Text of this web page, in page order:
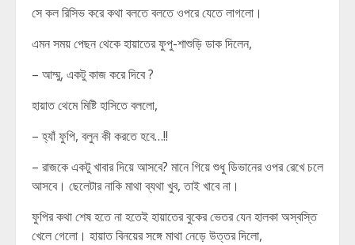
সে কল রিসিভ করে কথা বলতে বলতে ওপরে যেতে লাগলো।
এমন সময় পেছন থেকে হায়াতের ফুপু-শাশুড়ি ডাক দিলেন,
– আম্মু, একটু কাজ করে দিবে ?
হায়াত থেমে মিষ্টি হাসিতে বললো,
– হ্যাঁ ফুপি, বলুন কী করতে হবে…!!
– রাজকে একটু খাবার দিয়ে আসবে? মানে গিয়ে শুধু ডিভানের ওপর রেখে চলে
আসবে। ছেলেটার নাকি মাথা ব্যথা খুব, তাই খাবে না।
ফুপির কথা শেষ হতে না হতেই হায়াতের বুকের ভেতর যেন হালকা অস্বস্তি
খেলে গেলো। হায়াত বিনয়ের সঙ্গে মাথা নেড়ে উত্তর দিলো,